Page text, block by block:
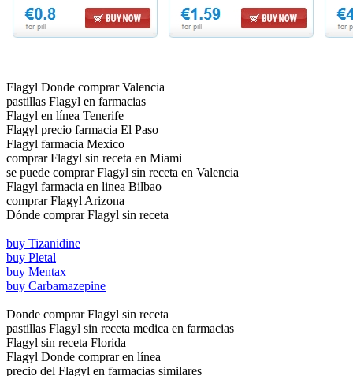
Flagyl Donde comprar Valencia
pastillas Flagyl en farmacias
Flagyl en línea Tenerife
Flagyl precio farmacia El Paso
Flagyl farmacia Mexico
comprar Flagyl sin receta en Miami
se puede comprar Flagyl sin receta en Valencia
Flagyl farmacia en linea Bilbao
comprar Flagyl Arizona
Dónde comprar Flagyl sin receta
buy Tizanidine
buy Pletal
buy Mentax
buy Carbamazepine
Donde comprar Flagyl sin receta
pastillas Flagyl sin receta medica en farmacias
Flagyl sin receta Florida
Flagyl Donde comprar en línea
precio del Flagyl en farmacias similares